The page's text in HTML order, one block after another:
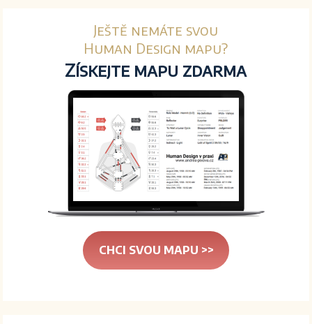
Ještě nemáte svou
Human Design mapu?
Získejte mapu zdarma
CHCI SVOU MAPU >>